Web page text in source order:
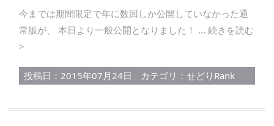
今までは期間限定で年に数回しか公開していなかった通
常版が、 本日より一般公開となりました！ ... 続きを読む
>
投稿日：2015年07月24日 カテゴリ： せどりRank